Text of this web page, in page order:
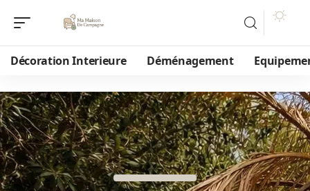
Décoration Interieure Déménagement